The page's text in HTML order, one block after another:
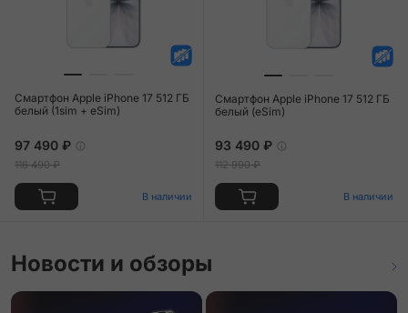
Смартфон Apple iPhone 17 512 ГБ
белый (1sim + eSim)
97 490 ₽
116 490 ₽
В наличии
Смартфон Apple iPhone 17 512 ГБ
белый (eSim)
93 490 ₽
112 990 ₽
В наличии
Новости и обзоры